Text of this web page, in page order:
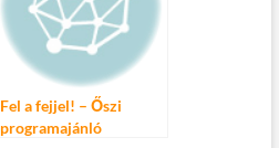
Fel a fejjel! – Őszi
programajánló